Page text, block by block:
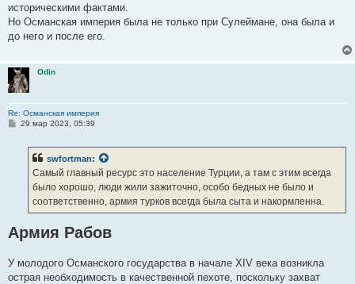
историческими фактами.
Но Османская империя была не только при Сулеймане, она была и
до него и после его.
Odin
Re: Османская империя
С29 мар 2023, 05:39
swfortman:
Самый главный ресурс это население Турции, а там с этим всегда
было хорошо, люди жили зажиточно, особо бедных не было и
соответственно, армия турков всегда была сыта и накормленна.
Армия Рабов
У молодого Османского государства в начале XIV века возникла
острая необходимость в качественной пехоте, поскольку захват